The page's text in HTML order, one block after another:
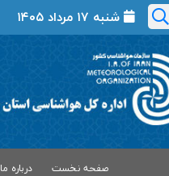
شنبه ۱۷ مرداد ۱۴۰۵
صفحه نخست درباره ما